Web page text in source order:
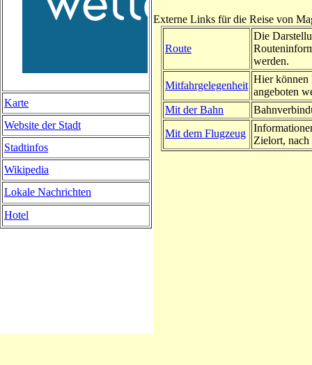
Externe Links für die Reise von
Route
Die
werden.
Mitfahrgelegenheit
Hier können
angeboten
Mit der Bahn
Mit dem Flugzeug
Zielort, nach
Karte
Website der Stadt
Stadtinfos
Wikipedia
Lokale Nachrichten
Hotel